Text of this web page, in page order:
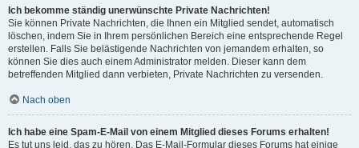
Ich bekomme ständig unerwünschte Private Nachrichten!
Sie können Private Nachrichten, die Ihnen ein Mitglied sendet, automatisch
löschen, indem Sie in Ihrem persönlichen Bereich eine entsprechende Regel
erstellen. Falls Sie belästigende Nachrichten von jemandem erhalten, so
können Sie dies auch einem Administrator melden. Dieser kann dem
betreffenden Mitglied dann verbieten, Private Nachrichten zu versenden.
Nach oben
Ich habe eine Spam-E-Mail von einem Mitglied dieses Forums erhalten!
Es tut uns leid, das zu hören. Das E-Mail-Formular dieses Forums hat einige